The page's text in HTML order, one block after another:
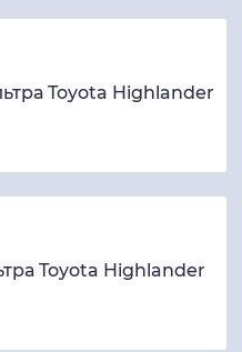
Toyota Highlander
Toyota Highlander